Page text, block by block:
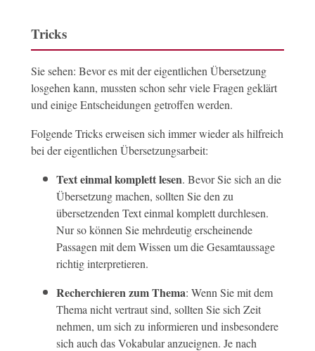
Tricks
Sie sehen: Bevor es mit der eigentlichen Übersetzung
losgehen kann, mussten schon sehr viele Fragen geklärt
und einige Entscheidungen getroffen werden.
Folgende Tricks erweisen sich immer wieder als hilfreich
bei der eigentlichen Übersetzungsarbeit:
Text einmal komplett lesen. Bevor Sie sich an die
Übersetzung machen, sollten Sie den zu
übersetzenden Text einmal komplett durchlesen.
Nur so können Sie mehrdeutig erscheinende
Passagen mit dem Wissen um die Gesamtaussage
richtig interpretieren.
Recherchieren zum Thema: Wenn Sie mit dem
Thema nicht vertraut sind, sollten Sie sich Zeit
nehmen, um sich zu informieren und insbesondere
sich auch das Vokabular anzueignen. Je nach